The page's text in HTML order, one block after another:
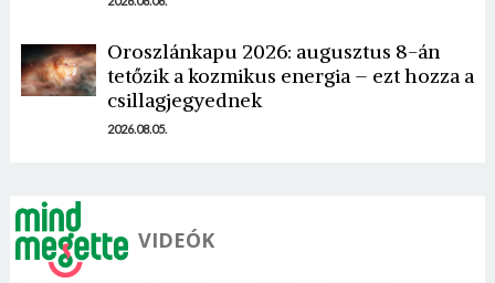
Oroszlánkapu 2026: augusztus 8-án
tetőzik a kozmikus energia – ezt hozza a
csillagjegyednek
2026.08.05.
VIDEÓK